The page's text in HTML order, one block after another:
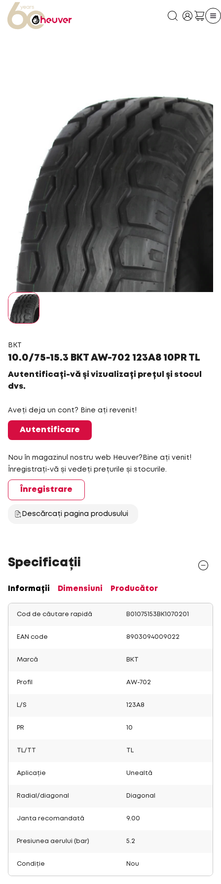
BKT
10.0/75-15.3 BKT AW-702 123A8 10PR TL
Autentificați-vă și vizualizați prețul și stocul
dvs.
Aveți deja un cont? Bine ați revenit!
Autentificare
Nou în magazinul nostru web Heuver?Bine ați venit!
Înregistrați-vă și vedeți prețurile și stocurile.
Înregistrare
Descărcați pagina produsului
Specificații
Informații Dimensiuni Producător
Cod de căutare rapidă B01075153BK1070201
EAN code 8903094009022
Marcă BKT
Profil AW-702
L/S 123A8
PR 10
TL/TT
Aplicație Unealtă
Radial/diagonal Diagonal
Janta recomandată 9.00
Presiunea aerului (bar) 5.2
Condiție Nou